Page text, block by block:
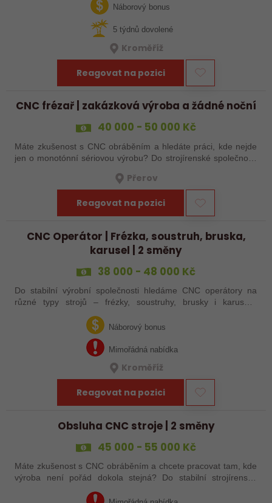
abys už někdy pracoval…Náborový bonus
5 týdnů dovolené
Kroměříž
Reagovat na pozici
CNC frézař | zakázková výroba a žádné noční
40 000 - 50 000 Kč
Máte zkušenost s CNC obráběním a hledáte práci, kde nejde
jen o monotónní sériovou výrobu? Do strojírenské společnosti
Přerov
Reagovat na pozici
CNC Operátor | Frézka, soustruh, bruska,
karusel | 2 směny
38 000 - 48 000 Kč
Do stabilní výrobní společnosti hledáme CNC operátory na
různé typy strojů – frézky, soustruhy, brusky i karusely.
Uplatnění u nás najdou zkušení obráběči i absolventi
technických oborů, kteří se…Náborový bonus
Mimořádná nabídka
Kroměříž
Reagovat na pozici
Obsluha CNC stroje | 2 směny
45 000 - 55 000 Kč
Máte zkušenost s CNC obráběním a chcete pracovat tam, kde
výroba není pořád dokola stejná? Do stabilní strojírenské
zakázkovou výrobu. Čeká Vás…